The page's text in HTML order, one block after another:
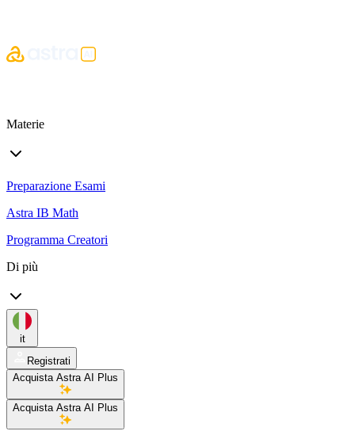
Materie
Preparazione Esami
Astra IB Math
Programma Creatori
Di più
it
Registrati
Acquista Astra AI Plus
Acquista Astra AI Plus